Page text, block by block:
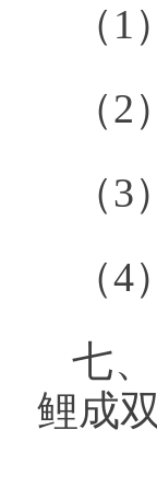
（
（
（
（
七
鲤成